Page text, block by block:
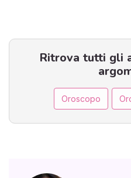
Ritrova tutti gli
Oroscopo